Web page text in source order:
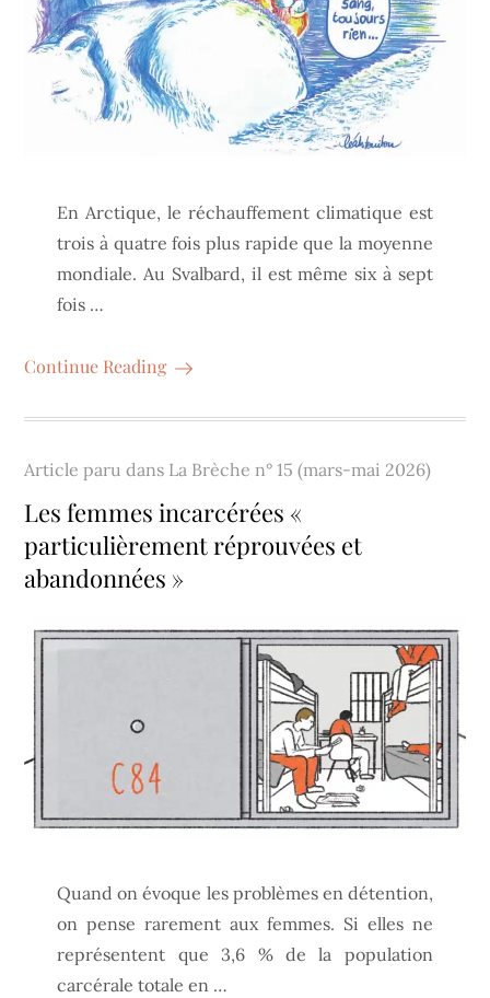
En Arctique, le réchauffement climatique est
trois à quatre fois plus rapide que la moyenne
mondiale. Au Svalbard, il est même six à sept
fois …
Continue Reading
Article paru dans La Brèche n° 15 (mars-mai 2026)
Les femmes incarcérées «
particulièrement réprouvées et
abandonnées »
Quand on évoque les problèmes en détention,
on pense rarement aux femmes. Si elles ne
représentent que 3,6 % de la population
carcérale totale en …